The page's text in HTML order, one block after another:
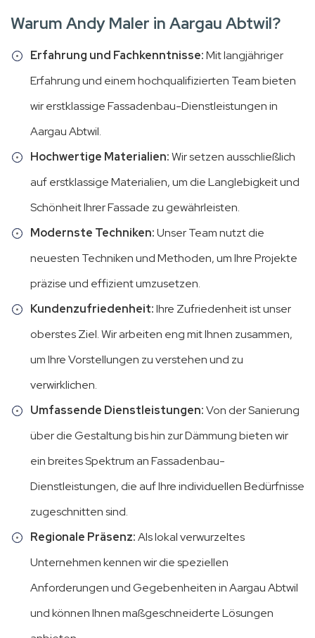
Warum Andy Maler in Aargau Abtwil?
Erfahrung und Fachkenntnisse:Mit langjähriger
Erfahrung und einem hochqualifizierten Team bieten
wir erstklassige Fassadenbau-Dienstleistungen in
Aargau Abtwil.
Hochwertige Materialien:Wir setzen ausschließlich
auf erstklassige Materialien, um die Langlebigkeit und
Schönheit Ihrer Fassade zu gewährleisten.
Modernste Techniken:Unser Team nutzt die
neuesten Techniken und Methoden, um Ihre Projekte
präzise und effizient umzusetzen.
Kundenzufriedenheit:Ihre Zufriedenheit ist unser
oberstes Ziel. Wir arbeiten eng mit Ihnen zusammen,
um Ihre Vorstellungen zu verstehen und zu
verwirklichen.
Umfassende Dienstleistungen:Von der Sanierung
über die Gestaltung bis hin zur Dämmung bieten wir
ein breites Spektrum an Fassadenbau-
Dienstleistungen, die auf Ihre individuellen Bedürfnisse
zugeschnitten sind.
Regionale Präsenz:Als lokal verwurzeltes
Unternehmen kennen wir die speziellen
Anforderungen und Gegebenheiten in Aargau Abtwil
und können Ihnen maßgeschneiderte Lösungen